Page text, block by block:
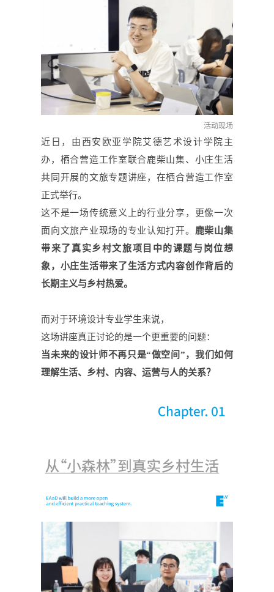
活动现场
近日，由西安欧亚学院艾德艺术设计学院主
办，栖合营造工作室联合鹿柴山集、小庄生活
共同开展的文旅专题讲座，在栖合营造工作室
正式举行。
这不是一场传统意义上的行业分享，更像一次
面向文旅产业现场的专业认知打开。 鹿柴山集
带来了真实乡村文旅项目中的课题与岗位想
象， 小庄生活带来了生活方式内容创作背后的
长期主义与乡村热爱。
而对于环境设计专业学生来说，
这场讲座真正讨论的是一个更重要的问题：
当未来的设计师不再只是“做空间”，我们如何
理解生活、乡村、内容、运营与人的关系？